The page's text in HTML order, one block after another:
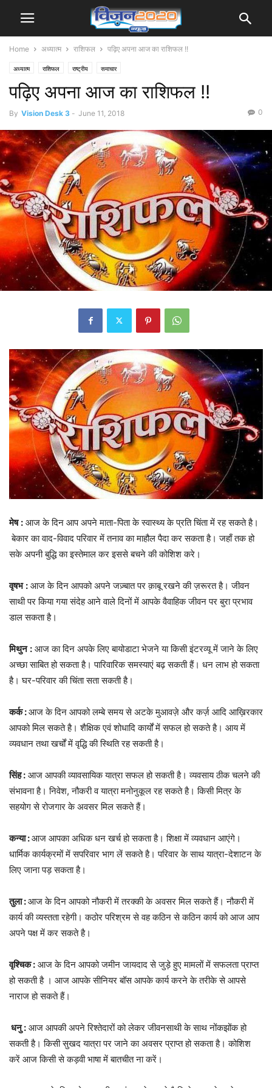
Home अध्यात्म राशिफल पढ़िए अपना आज का राशिफल !!
अध्यात्म राशिफल राष्ट्रीय समाचार
पढ़िए अपना आज का राशिफल !!
By Vision Desk 3 - June 11, 2018 0
मेष : आज के दिन आप अपने माता-पिता के स्वास्थ्य के प्रति चिंता में रह सकते है।
बेकार का वाद-विवाद परिवार में तनाव का माहौल पैदा कर सकता है। जहाँ तक हो
सके अपनी बुद्धि का इस्तेमाल कर इससे बचने की कोशिश करे।
वृषभ : आज के दिन आपको अपने जज़्बात पर क़ाबू रखने की ज़रूरत है। जीवन
साथी पर किया गया संदेह आने वाले दिनों में आपके वैवाहिक जीवन पर बुरा प्रभाव
डाल सकता है।
मिथुन : आज का दिन अपके लिए बायोडाटा भेजने या किसी इंटरव्यू में जाने के लिए
अच्छा साबित हो सकता है। पारिवारिक समस्‍याएं बढ़ सकती हैं। धन लाभ हो सकता
है। घर-परिवार की चिंता सता सकती है।
कर्क :आज के दिन आपको लम्बे समय से अटके मुआवज़े और कर्ज़ आदि आख़िरकार
आपको मिल सकते है। शैक्षिक एवं शोधादि कार्यों में सफल हो सकते है। आय में
व्यवधान तथा खर्चों में वृद्धि की स्‍थिति रह सकती है।
सिंह : आज आपकी व्यावसायिक यात्रा सफल हो सकती है। व्यवसाय ठीक चलने की
संभावना है। निवेश, नौकरी व यात्रा मनोनुकूल रह सकते है। किसी मित्र के
सहयोग से रोजगार के अवसर मिल सकते हैं।
कन्या :आज आपका अधिक धन खर्च हो सकता है। शिक्षा में व्‍यवधान आएंगे।
धार्मिक कार्यक्रमों में सपरिवार भाग लें सकते है। परिवार के साथ यात्रा-देशाटन के
लिए जाना पड़ सकता है।
तुला :आज के दिन आपको नौकरी में तरक्‍की के अवसर मिल सकते हैं। नौकरी में
कार्य की व्यस्तता रहेगी। कठोर परिश्रम से वह कठिन से कठिन कार्य को आज आप
अपने पक्ष में कर सकते है।
वृश्चिक : आज के दिन आपको जमीन जायदाद से जुड़े हुए मामलों में सफलता प्राप्त
हो सकती है । आज आपके सीनियर बॉस आपके कार्य करने के तरीके से आपसे
नाराज हो सकते हैं।
धनु : आज आपकी अपने रिश्तेदारों को लेकर जीवनसाथी के साथ नोंकझोंक हो
सकती है। किसी सुखद यात्रा पर जाने का अवसर प्राप्त हो सकता है। कोशिश
करें आज किसी से कड़वी भाषा में बातचीत ना करें।